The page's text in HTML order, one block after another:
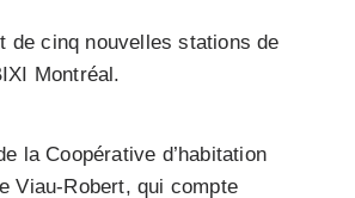
decinq nouvelles stations de
Montréal .
la Coopérative d’habitation
Viau-Robert, qui compte